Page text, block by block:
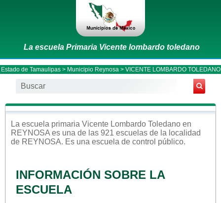
La escuela Primaria Vicente lombardo toledano
Estado de Tamaulipas> Municipio Reynosa > VICENTE LOMBARDO TOLEDANO
La escuela primaria Vicente Lombardo Toledano en
REYNOSA es una de las 921 escuelas de la localidad
de REYNOSA. Es una escuela de control público.
INFORMACIÓN SOBRE LA
ESCUELA